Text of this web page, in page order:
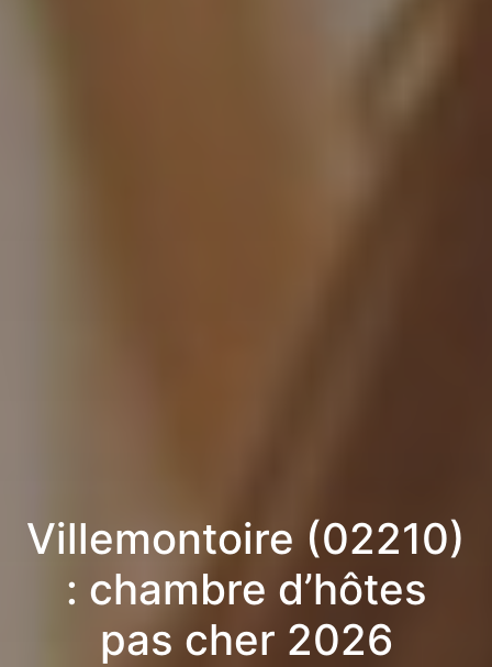
Villemontoire (02210)
: chambre d’hôtes
pas cher 2026